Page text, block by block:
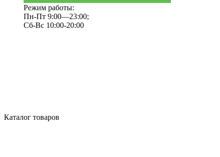
Режим работы:
Пн-Пт 9:00—23:00;
Сб-Вс 10:00-20:00
Каталог товаров